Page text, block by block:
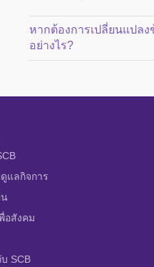
หากต้องการเปลี่ยนแปล
อย่างไร?
แลกิจการ
อสังคม
SCB